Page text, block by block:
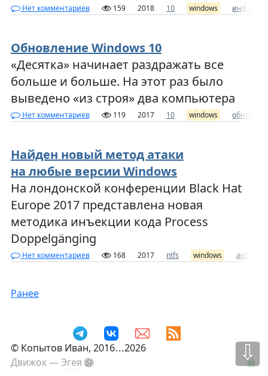
Нет комментариев 159 2018 10 windows
Обновление Windows 10
«Десятка» начинает раздражать все
больше и больше. На этот раз было
выведено «из строя» два компьютера
Нет комментариев 119 2017 10 windows
Найден новый метод атаки
на любые версии Windows
На лондонской конференции Black Hat
Europe 2017 представлена новая
методика инъекции кода Process
Doppelgänging
Нет комментариев 168 2017 ntfs windows
Ранее
© Копытов Иван, 2016...2026
Движок —Эгея ⇩